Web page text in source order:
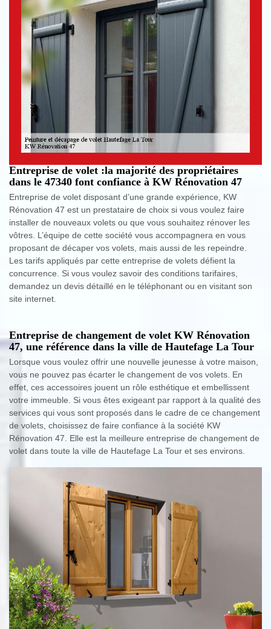
Entreprise de volet :la majorité des propriétaires
dans le 47340 font confiance à KW Rénovation 47
Entreprise de volet disposant d’une grande expérience, KW
Rénovation 47 est un prestataire de choix si vous voulez faire
installer de nouveaux volets ou que vous souhaitez rénover les
vôtres. L’équipe de cette société vous accompagnera en vous
proposant de décaper vos volets, mais aussi de les repeindre.
Les tarifs appliqués par cette entreprise de volets défient la
concurrence. Si vous voulez savoir des conditions tarifaires,
demandez un devis détaillé en le téléphonant ou en visitant son
site internet.
Entreprise de changement de volet KW Rénovation
47, une référence dans la ville de Hautefage La Tour
Lorsque vous voulez offrir une nouvelle jeunesse à votre maison,
vous ne pouvez pas écarter le changement de vos volets. En
effet, ces accessoires jouent un rôle esthétique et embellissent
votre immeuble. Si vous êtes exigeant par rapport à la qualité des
services qui vous sont proposés dans le cadre de ce changement
de volets, choisissez de faire confiance à la société KW
Rénovation 47. Elle est la meilleure entreprise de changement de
volet dans toute la ville de Hautefage La Tour et ses environs.